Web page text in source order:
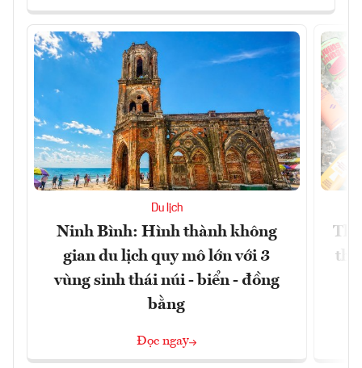
Du lịch
Ninh Bình: Hình thành không
gian du lịch quy mô lớn với 3
vùng sinh thái núi - biển - đồng
bằng
Đọc ngay